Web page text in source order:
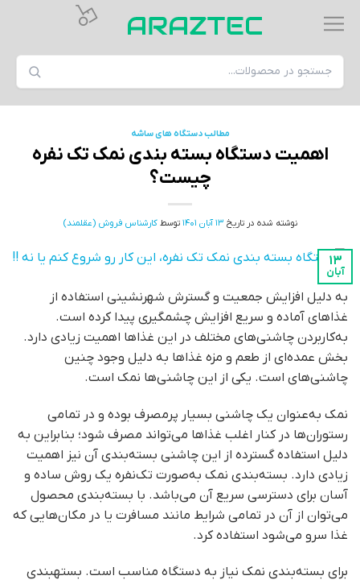
مطالب دستگاه های ساشه
اهمیت دستگاه بسته بندی نمک تک نفره
چیست؟
نوشته شده در تاریخ 13 آبان 1401 توسط کارشناس فروش (عقلمند)
13
آبان
به دلیل افزایش جمعیت و گسترش شهرنشینی استفاده از
غذاهای آماده و سریع افزایش چشمگیری پیدا کرده است.
به‌کاربردن چاشنی‌های مختلف در این غذاها اهمیت زیادی دارد.
بخش عمده‌ای از طعم و مزه غذاها به دلیل وجود چنین
چاشنی‌های است. یکی از این چاشنی‌ها نمک است.
نمک به‌عنوان یک چاشنی بسیار پرمصرف بوده و در تمامی
رستوران‌ها در کنار اغلب غذاها می‌تواند مصرف شود؛ بنابراین به
دلیل استفاده گسترده از این چاشنی بسته‌بندی آن نیز اهمیت
زیادی دارد. بسته‌بندی نمک به‌صورت تک‌نفره یک روش ساده و
آسان برای دسترسی سریع آن می‌باشد. با بسته‌بندی محصول
می‌توان از آن در تمامی شرایط مانند مسافرت یا در مکان‌هایی که
غذا سرو می‌شود استفاده کرد.
برای بسته‌بندی نمک نیاز به دستگاه مناسب است. بسته­بندی